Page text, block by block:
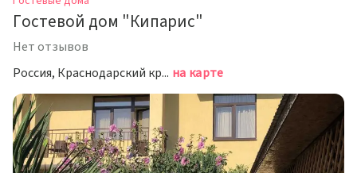
Гостевой дом "Кипарис"
Нет отзывов
Россия, Краснодарский край, Сочи, жилой район Адлер, улица Чкалова, 24 на карте